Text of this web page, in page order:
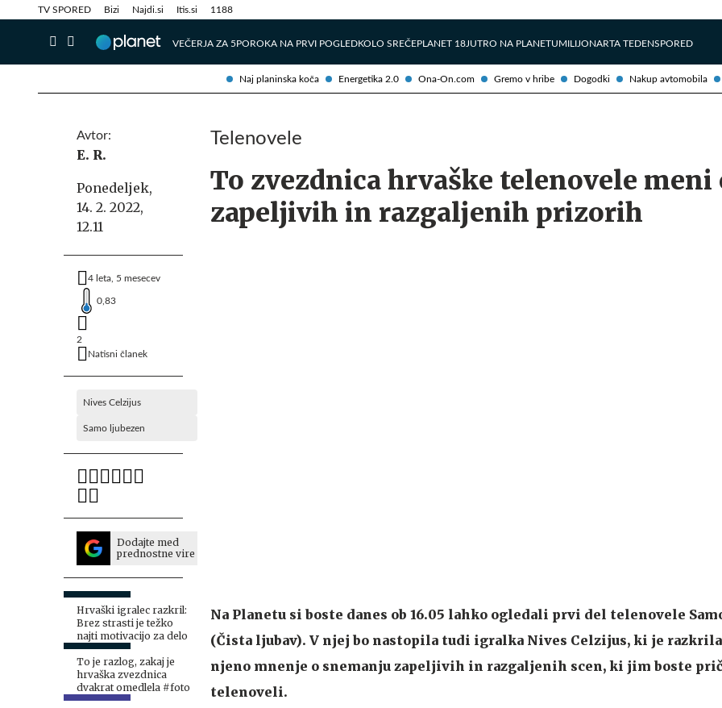
Naj planinska koča Energetika 2.0 Ona-On.com Gremo v hribe Dogodki Nakup avtomobila
TV SPORED Bizi Najdi.si Itis.si 1188
VEČERJA ZA 5POROKA NA PRVI POGLEDKOLO SREČEPLANET 18JUTRO NA PLANETUMILIJONARTA TEDENSPORED
Info in obvestila Tehnik
Avtor:
E. R.
Ponedeljek,
14. 2. 2022,
12.11
4 leta, 5 mesecev
0,83
2
Natisni članek
Nives Celzijus
Samo ljubezen
Dodajte med
prednostne vire
Hrvaški igralec razkril:
Brez strasti je težko
najti motivacijo za delo
To je razlog, zakaj je
hrvaška zvezdnica
dvakrat omedlela #foto
Telenovele
To zvezdnica hrvaške telenovele meni
zapeljivih in razgaljenih prizorih
Na Planetu si boste danes ob 16.05 lahko ogledali prvi del telenovele
(Čista ljubav). V njej bo nastopila tudi igralka Nives Celzijus, ki je
njeno mnenje o snemanju zapeljivih in razgaljenih scen, ki jim boste
telenoveli.